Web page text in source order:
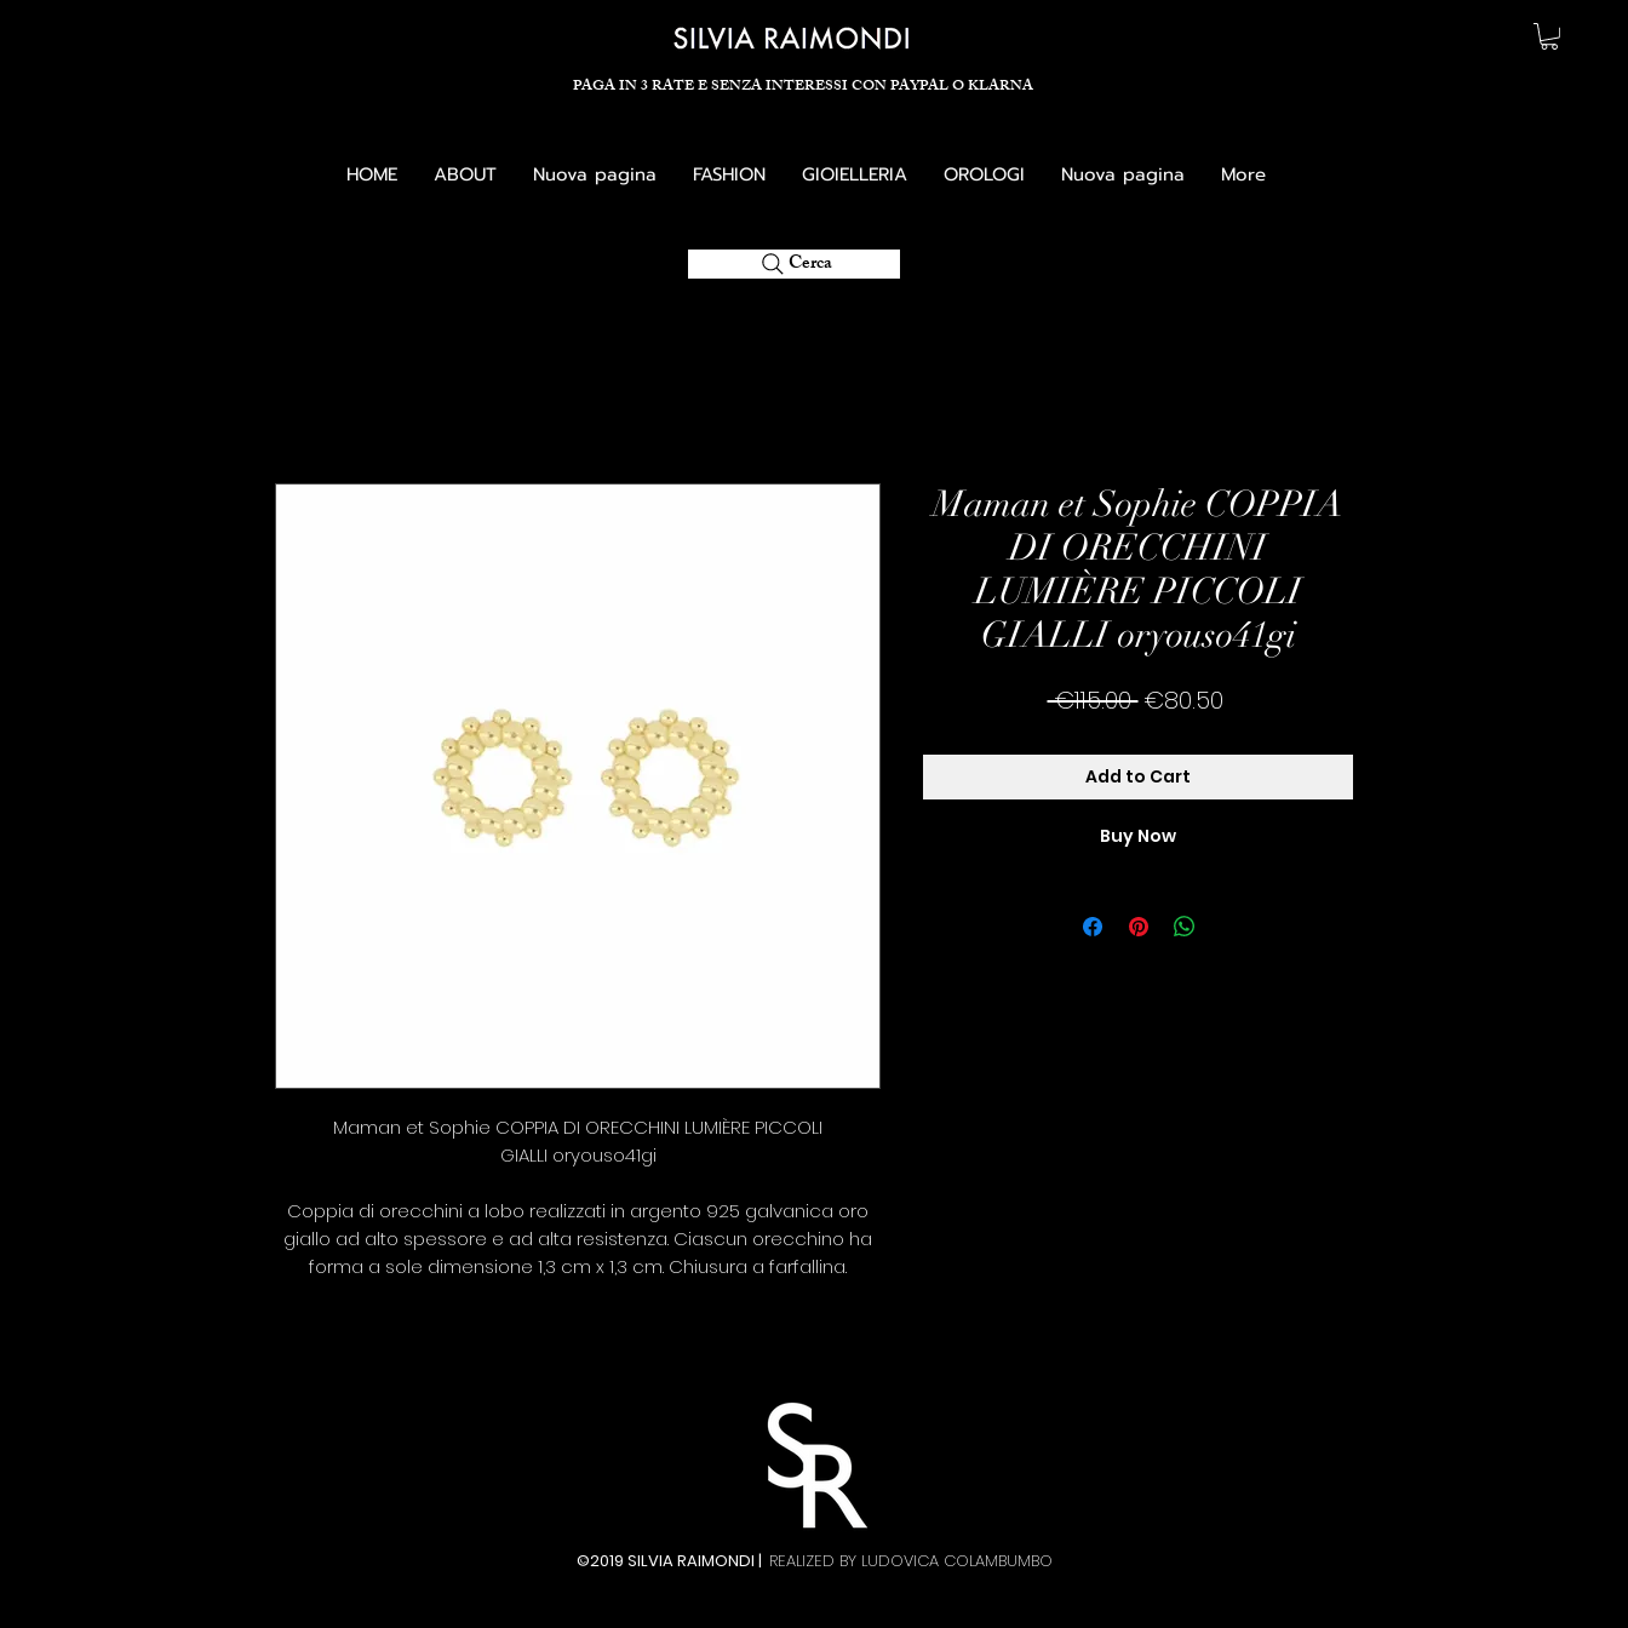
PAGA IN 3 RATE E SENZA INTERESSI CON PAYPAL O KLARNA
HOME ABOUT Nuova pagina FASHION GIOIELLERIA OROLOGI Nuova pagina More
Cerca
Maman et Sophie COPPIA DI ORECCHINI LUMIÈRE PICCOLI
GIALLI oryouso41gi
Coppia di orecchini a lobo realizzati in argento 925 galvanica oro
giallo ad alto spessore e ad alta resistenza. Ciascun orecchino ha
forma a sole dimensione 1,3 cm x 1,3 cm. Chiusura a farfallina.
Maman et Sophie COPPIA
DI ORECCHINI
LUMIÈRE PICCOLI
GIALLI oryouso41gi
€115.00 Regular
€80.50Sale
Add to Cart
Buy Now
©2019 SILVIA RAIMONDI | REALIZED BY LUDOVICA COLAMBUMBO